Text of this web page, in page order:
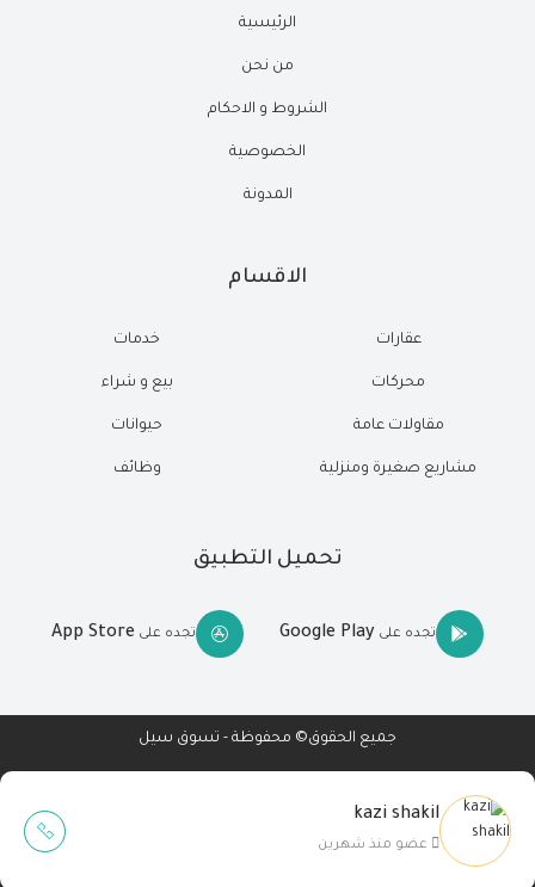
kazi shakil
عضو منذ شهرين
الرئيسية
من نحن
الشروط و الاحكام
الخصوصية
المدونة
الاقسام
عقارات
محركات
مقاولات عامة
مشاريع صغيرة ومنزلية
خدمات
بيع و شراء
حيوانات
وظائف
تحميل التطبيق
تجده على Google Play تجده على App Store
جميع الحقوق© محفوظة - تسوق سيل